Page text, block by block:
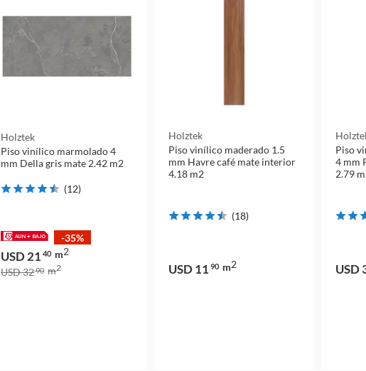
Holztek
Piso vinílico marmolado 4
mm Della gris mate 2.42 m2
(12)
-35%
USD 21 40 m2
USD 3290 m2
Holztek
Piso vinílico maderado 1.5
mm Havre café mate interior
4.18 m2
(18)
USD 11 90 m2
Piso
4 mm
2.79
USD